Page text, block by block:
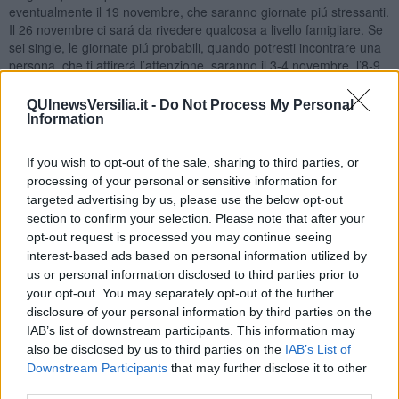
QUInewsVersilia.it - Do Not Process My Personal
Information
If you wish to opt-out of the sale, sharing to third parties, or
processing of your personal or sensitive information for
targeted advertising by us, please use the below opt-out
section to confirm your selection. Please note that after your
opt-out request is processed you may continue seeing
interest-based ads based on personal information utilized by
us or personal information disclosed to third parties prior to
your opt-out. You may separately opt-out of the further
disclosure of your personal information by third parties on the
IAB’s list of downstream participants. This information may
also be disclosed by us to third parties on the IAB’s List of
Downstream Participants that may further disclose it to other
eventualmente il 19 novembre, che saranno giornate piú stressanti.
Il 26 novembre ci sará da rivedere qualcosa a livello famigliare. Se
sei single, le giornate piú probabili, quando potresti incontrare una
persona, che ti attirerá l’attenzione, saranno il 3-4 novembre, l’8-9
irritare il comportamento di qualcuno.
SCORPIONE
Il primo giorno del mese ci sará la Luna Nuova nel tuo segno,
inoltre tra Mercurio, Marte e Nettuno si formerá un bell’aspetto,
specialmente i nativi di novembre potrebbero realizzare cose molto
importanti per la loro vita. A livello lavorativo, se sei
un’imprenditore, potrai avere occasioni, di cui potrai approfittare,
all’inizio del mese, che dovrebbero portare un profitto notevole.
Stelle buone fino a metá mese, quando ci sará la Luna Piena in
vicinanza di Urano, potresti avvertire tensione nell’aria,
specialmente sei nativo di metá novembre. É possibile anche una
chiusura con un partner di lavoro, o potresti trovarti in lite con una
persona. Giornate migliori proseguiranno dopo. Venere, Saturno e
Nettuno in ottimo aspetto aiuteranno a superare i momenti critici. A
livello sentimentale, inizio novembre sarai piú concentrato sul